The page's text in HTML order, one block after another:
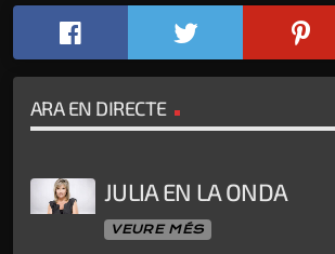
ARA EN DIRECTE
JULIA EN LA ONDA
VEURE MÉS